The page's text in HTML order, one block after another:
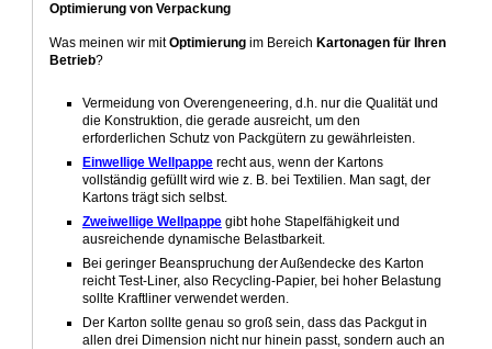
Optimierung von Verpackung
Was meinen wir mitOptimierung im Bereich Kartonagen für Ihren
Betrieb?
Vermeidung von Overengeneering, d.h. nur die Qualität und
die Konstruktion, die gerade ausreicht, um den
erforderlichen Schutz von Packgütern zu gewährleisten.
Einwellige Wellpappe recht aus, wenn der Kartons
vollständig gefüllt wird wie z. B. bei Textilien. Man sagt, der
Kartons trägt sich selbst.
Zweiwellige Wellpappe gibt hohe Stapelfähigkeit und
ausreichende dynamische Belastbarkeit.
Bei geringer Beanspruchung der Außendecke des Karton
reicht Test-Liner, also Recycling-Papier, bei hoher Belastung
sollte Kraftliner verwendet werden.
Der Karton sollte genau so groß sein, dass das Packgut in
allen drei Dimension nicht nur hinein passt, sondern auch an